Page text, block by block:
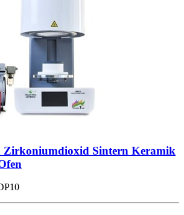
Zirkoniumdioxid Sintern Keramik